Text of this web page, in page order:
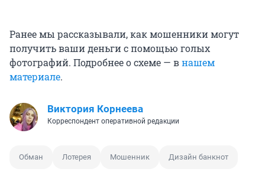
Ранее мы рассказывали, как мошенники могут
получить ваши деньги с помощью голых
фотографий. Подробнее о схеме — внашем
материале.
Виктория Корнеева
Корреспондент оперативной редакции
Обман Лотерея Мошенник Дизайн банкнот